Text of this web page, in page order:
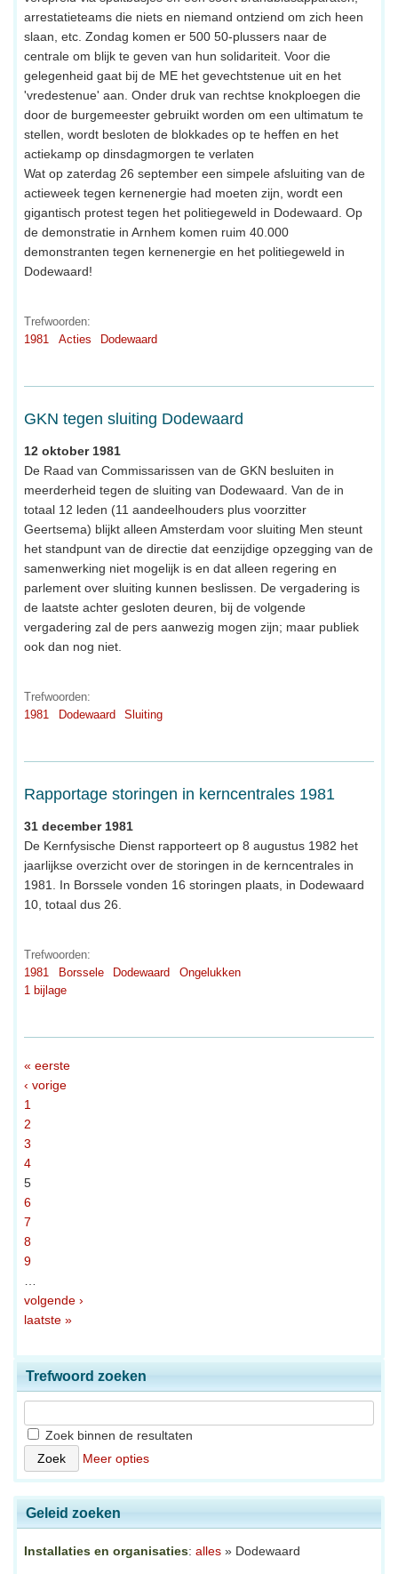
arrestatieteams die niets en niemand ontziend om zich heen
slaan, etc. Zondag komen er 500 50-plussers naar de
centrale om blijk te geven van hun solidariteit. Voor die
gelegenheid gaat bij de ME het gevechtstenue uit en het
'vredestenue' aan. Onder druk van rechtse knokploegen die
door de burgemeester gebruikt worden om een ultimatum te
stellen, wordt besloten de blokkades op te heffen en het
actiekamp op dinsdagmorgen te verlaten
Wat op zaterdag 26 september een simpele afsluiting van de
actieweek tegen kernenergie had moeten zijn, wordt een
gigantisch protest tegen het politiegeweld in Dodewaard. Op
de demonstratie in Arnhem komen ruim 40.000
demonstranten tegen kernenergie en het politiegeweld in
Dodewaard!
Trefwoorden:
1981
Acties Dodewaard
GKN tegen sluiting Dodewaard
12 oktober 1981
De Raad van Commissarissen van de GKN besluiten in
meerderheid tegen de sluiting van Dodewaard. Van de in
totaal 12 leden (11 aandeelhouders plus voorzitter
Geertsema) blijkt alleen Amsterdam voor sluiting Men steunt
het standpunt van de directie dat eenzijdige opzegging van de
samenwerking niet mogelijk is en dat alleen regering en
parlement over sluiting kunnen beslissen. De vergadering is
de laatste achter gesloten deuren, bij de volgende
vergadering zal de pers aanwezig mogen zijn; maar publiek
ook dan nog niet.
Trefwoorden:
1981
Dodewaard Sluiting
Rapportage storingen in kerncentrales 1981
31 december 1981
De Kernfysische Dienst rapporteert op 8 augustus 1982 het
jaarlijkse overzicht over de storingen in de kerncentrales in
1981. In Borssele vonden 16 storingen plaats, in Dodewaard
10, totaal dus 26.
Trefwoorden:
1981
Borssele Dodewaard
Ongelukken
1 bijlage
« eerste
‹ vorige
1
2
3
4
5
6
7
8
9
volgende ›
laatste »
Trefwoord zoeken
Zoek binnen de resultaten
Meer opties
Geleid zoeken
Installaties en organisaties: alles » Dodewaard